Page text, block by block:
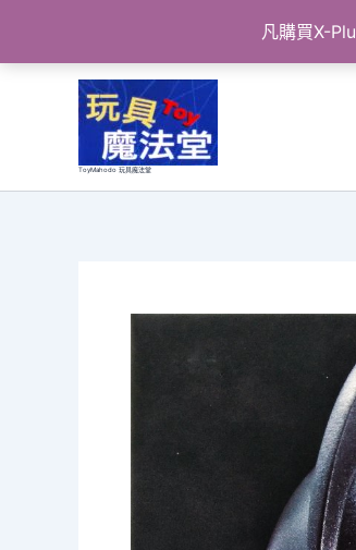
凡購買X-
內
ToyMahodo 玩具魔法堂